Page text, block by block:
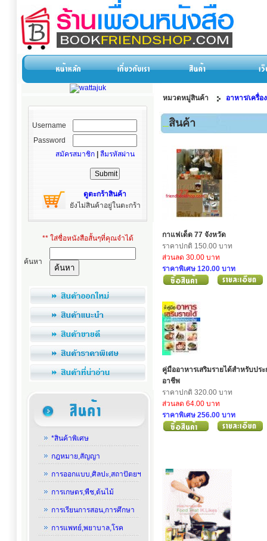
Username
Password
สมัครสมาชิก
ลืมรหัสผ่าน
ดูตะกร้าสินค้า
ยังไม่สินค้าอยู่ในตะกร้า
** ใส่ชื่อหนังสือสั้นๆที่คุณจำได้
ค้นหา
*สินค้าพิเศษ
กฎหมาย,สัญญา
การออกแบบ,ศิลปะ,สถาปัตยฯ
การเกษตร,พืช,ต้นไม้
การเรียนการสอน,การศึกษา
การแพทย์,พยาบาล,โรค
หมวดหมู่สินค้า อาหาร/เครื่อ
สินค้า
กาแฟเด็ด 77 จังหวัด
ราคาปกติ 150.00 บาท
ส่วนลด 30.00 บาท
ราคาพิเศษ 120.00 บาท
คู่มืออาหารเสริมรายได้สำหรับปร
อาชีพ
ราคาปกติ 320.00 บาท
ส่วนลด 64.00 บาท
ราคาพิเศษ 256.00 บาท